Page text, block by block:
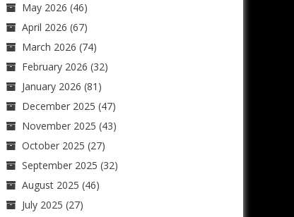
May 2026 (46)
April 2026 (67)
March 2026 (74)
February 2026 (32)
January 2026 (81)
December 2025 (47)
November 2025 (43)
October 2025 (27)
September 2025 (32)
August 2025 (46)
July 2025 (27)